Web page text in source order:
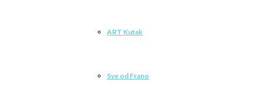
ART Kutak
Sve od Frano